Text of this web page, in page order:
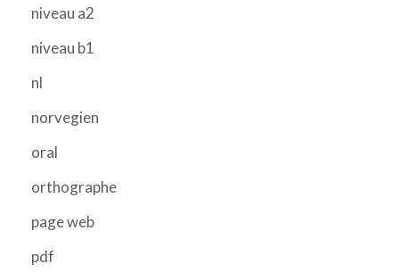
niveau a2
niveau b1
nl
norvegien
oral
orthographe
page web
pdf